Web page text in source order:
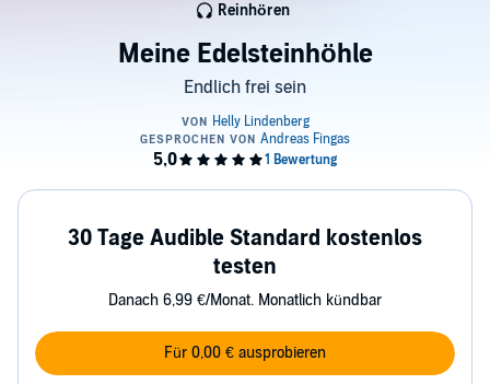
Meine Edelsteinhöhle
Endlich frei sein
Reinhören
30 Tage Audible Standard kostenlos
testen
Danach 6,99 €/Monat. Monatlich kündbar
Für 0,00 € ausprobieren